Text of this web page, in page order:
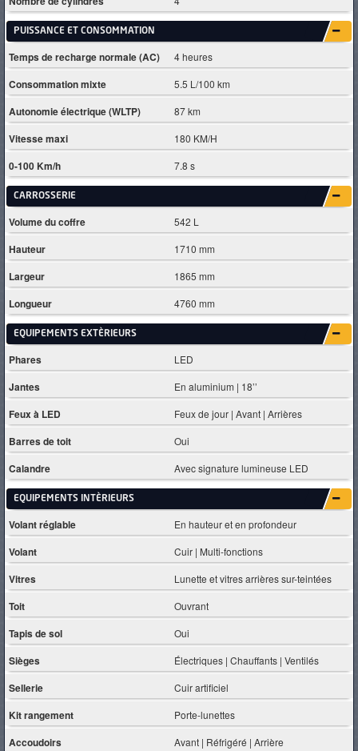
PUISSANCE ET CONSOMMATION
Temps de recharge normale (AC) 4 heures
Consommation mixte 5.5 L/100 km
Autonomie électrique (WLTP) 87 km
Vitesse maxi 180 KM/H
0-100 Km/h 7.8 s
CARROSSERIE
Volume du coffre 542 L
Hauteur 1710 mm
Largeur 1865 mm
Longueur 4760 mm
EQUIPEMENTS EXTÈRIEURS
Phares LED
Jantes En aluminium | 18’’
Feux à LED Feux de jour | Avant | Arrières
Barres de toit Oui
Calandre Avec signature lumineuse LED
EQUIPEMENTS INTÈRIEURS
Volant réglable En hauteur et en profondeur
Volant Cuir | Multi-fonctions
Vitres Lunette et vitres arrières sur-teintées
Toit Ouvrant
Tapis de sol Oui
Sièges Électriques | Chauffants | Ventilés
Sellerie Cuir artificiel
Kit rangement Porte-lunettes
Accoudoirs Avant | Réfrigéré | Arrière